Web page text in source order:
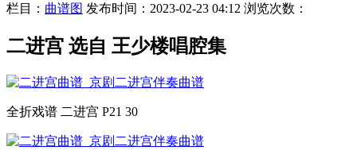
栏目： 曲谱图 发布时间：2023-02-23 04:12 浏览次数：
二进宫 选自 王少楼唱腔集
全折戏谱 二进宫 P21 30